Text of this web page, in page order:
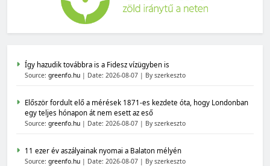
Így hazudik továbbra is a Fidesz vízügyben is
Source: greenfo.hu Date: 2026-08-07 By szerkeszto
Először fordult elő a mérések 1871-es kezdete óta, hogy Londonban
egy teljes hónapon át nem esett az eső
Source: greenfo.hu Date: 2026-08-07 By szerkeszto
11 ezer év aszályainak nyomai a Balaton mélyén
Source: greenfo.hu Date: 2026-08-07 By szerkeszto